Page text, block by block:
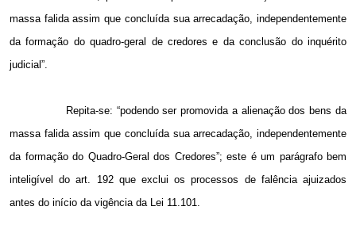
massa falida assim que concluída sua arrecadação, independentemente
da formação do quadro-geral de credores e da conclusão do inquérito
judicial”.
Repita-se: “podendo ser promovida a alienação dos bens da
massa falida assim que concluída sua arrecadação, independentemente
da formação do Quadro-Geral dos Credores”; este é um parágrafo bem
inteligível do art. 192 que exclui os processos de falência ajuizados
antes do início da vigência da Lei 11.101.